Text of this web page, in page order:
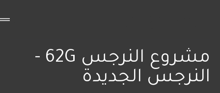
مشروع النرجس 62G -
النرجس الجديدة